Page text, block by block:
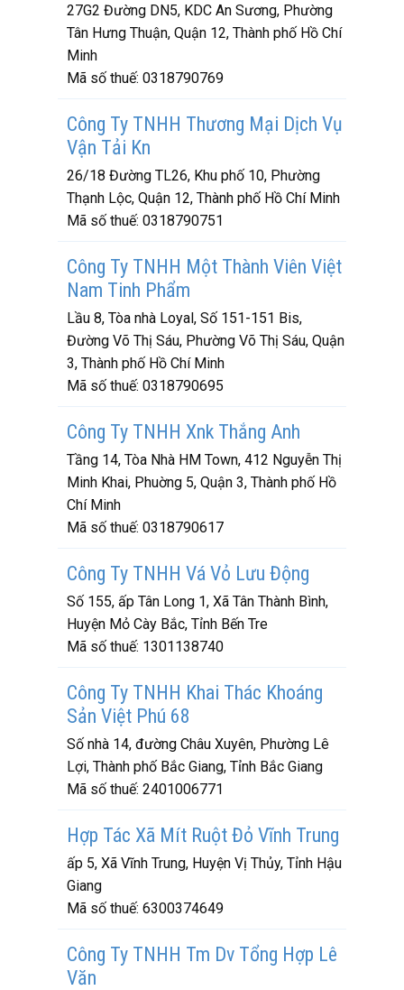
27G2 Đường DN5, KDC An Sương, Phường
Tân Hưng Thuận, Quận 12, Thành phố Hồ Chí
Minh
Mã số thuế: 0318790769
Công Ty TNHH Thương Mại Dịch Vụ
Vận Tải Kn
26/18 Đường TL26, Khu phố 10, Phường
Thạnh Lộc, Quận 12, Thành phố Hồ Chí Minh
Mã số thuế: 0318790751
Công Ty TNHH Một Thành Viên Việt
Nam Tinh Phẩm
Lầu 8, Tòa nhà Loyal, Số 151-151 Bis,
Đường Võ Thị Sáu, Phường Võ Thị Sáu, Quận
3, Thành phố Hồ Chí Minh
Mã số thuế: 0318790695
Công Ty TNHH Xnk Thắng Anh
Tầng 14, Tòa Nhà HM Town, 412 Nguyễn Thị
Minh Khai, Phuờng 5, Quận 3, Thành phố Hồ
Chí Minh
Mã số thuế: 0318790617
Công Ty TNHH Vá Vỏ Lưu Động
Số 155, ấp Tân Long 1, Xã Tân Thành Bình,
Huyện Mỏ Cày Bắc, Tỉnh Bến Tre
Mã số thuế: 1301138740
Công Ty TNHH Khai Thác Khoáng
Sản Việt Phú 68
Số nhà 14, đường Châu Xuyên, Phường Lê
Lợi, Thành phố Bắc Giang, Tỉnh Bắc Giang
Mã số thuế: 2401006771
Hợp Tác Xã Mít Ruột Đỏ Vĩnh Trung
ấp 5, Xã Vĩnh Trung, Huyện Vị Thủy, Tỉnh Hậu
Giang
Mã số thuế: 6300374649
Công Ty TNHH Tm Dv Tổng Hợp Lê
Văn